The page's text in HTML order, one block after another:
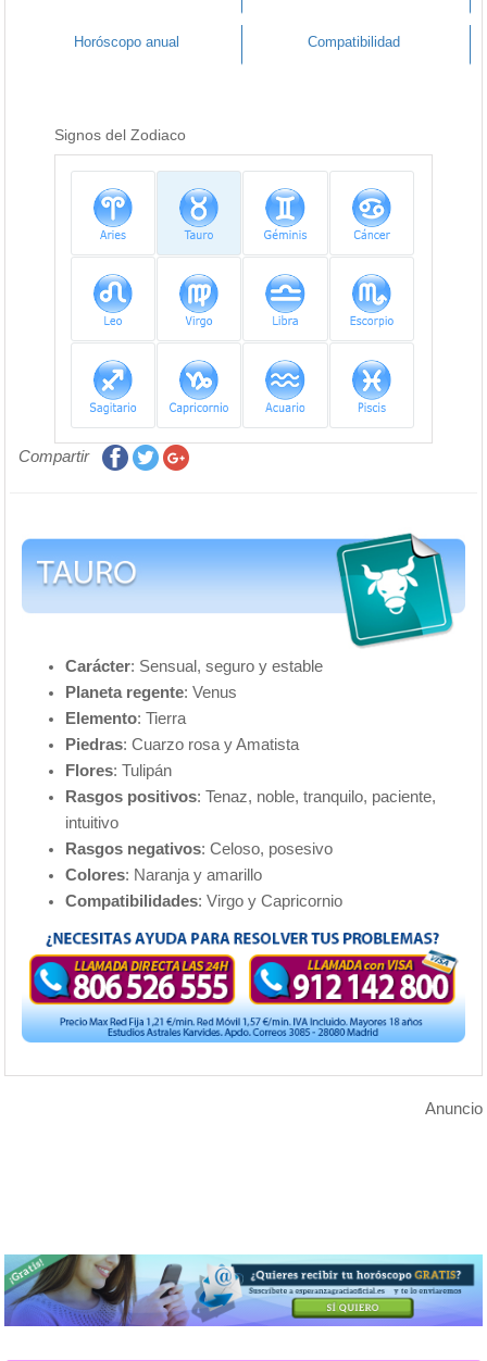
Horóscopo anual Compatibilidad
Signos del Zodiaco
Compartir
Carácter: Sensual, seguro y estable
Planeta regente: Venus
Elemento: Tierra
Piedras: Cuarzo rosa y Amatista
Flores: Tulipán
Rasgos positivos: Tenaz, noble, tranquilo, paciente,
intuitivo
Rasgos negativos: Celoso, posesivo
Colores: Naranja y amarillo
Compatibilidades: Virgo y Capricornio
Anuncio